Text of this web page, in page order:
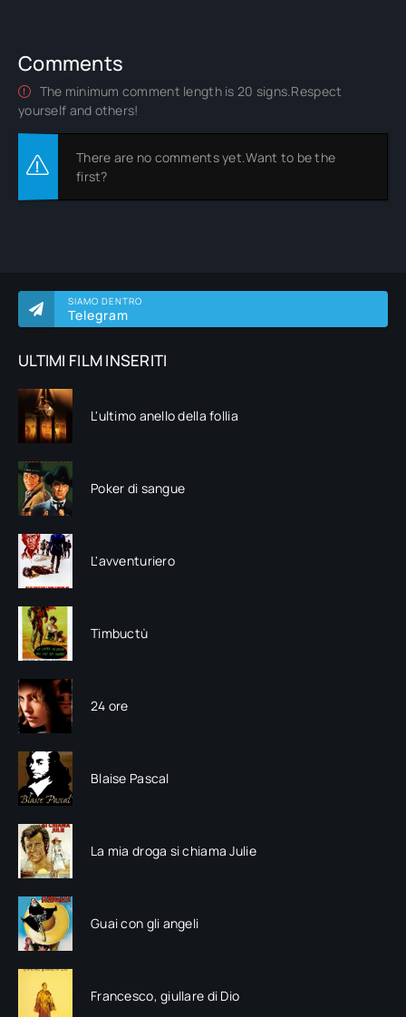
SIAMO DENTRO
Telegram
ULTIMI FILM INSERITI
L'ultimo anello della follia
Poker di sangue
L'avventuriero
Timbuctù
24 ore
Blaise Pascal
La mia droga si chiama Julie
Guai con gli angeli
Francesco, giullare di Dio
Comments
The minimum comment length is 20 signs.Respect
yourself and others!
There are no comments yet.Want to be the
first?